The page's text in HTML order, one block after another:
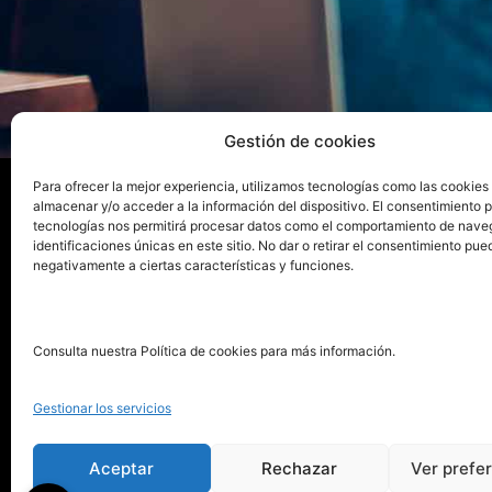
Gestión de cookies
Para ofrecer la mejor experiencia, utilizamos tecnologías como las cookies
almacenar y/o acceder a la información del dispositivo. El consentimiento
tecnologías nos permitirá procesar datos como el comportamiento de
identificaciones únicas en este sitio. No dar o retirar el consentimiento
negativamente a ciertas características y funciones.
Consulta nuestra Política de cookies para más información.
Gestionar los servicios
Aceptar Rechazar Ver
pionero de autoedición
911 413 306
info@puntorojolibros.com
La